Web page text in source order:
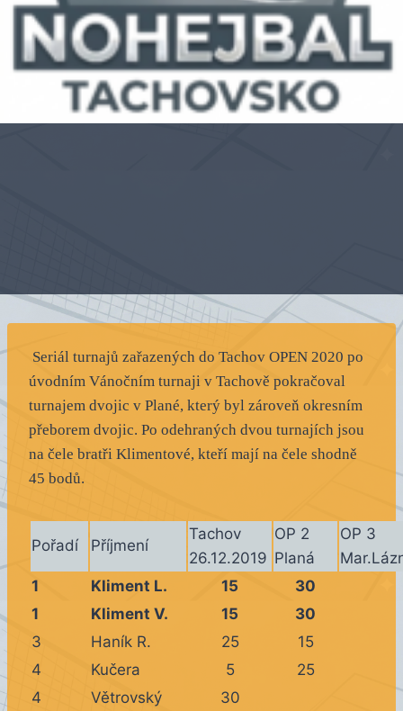
Seriál turnajů zařazených do Tachov OPEN 2020 po
úvodním Vánočním turnaji v Tachově pokračoval
turnajem dvojic v Plané, který byl zároveň okresním
přeborem dvojic. Po odehraných dvou turnajích jsou
na čele bratři Klimentové, kteří mají na čele shodně
45 bodů.
Pořadí Příjmení
Tachov
26.12.2019
OP 2
Planá
OP 3
1
Kliment L. 15
30
1
Kliment V. 15
30
3
Haník R. 25
15
4
Kučera 5
25
4
Větrovský
30